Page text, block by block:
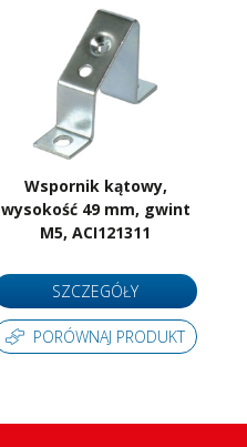
Wspornik kątowy,
wysokość 49 mm, gwint
M5, ACI121311
SZCZEGÓŁY
PORÓWNAJ PRODUKT